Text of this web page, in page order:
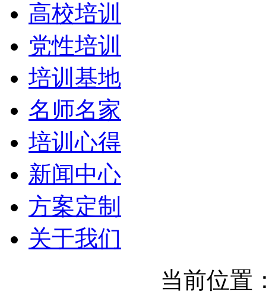
高校培训
党性培训
培训基地
名师名家
培训心得
新闻中心
方案定制
关于我们
当前位置